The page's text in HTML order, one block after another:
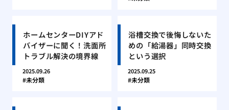
ホームセンターDIYアド
バイザーに聞く！洗面所
トラブル解決の境界線
2025.09.26
未分類
浴槽交換で後悔しないた
めの「給湯器」同時交換
という選択
2025.09.25
未分類